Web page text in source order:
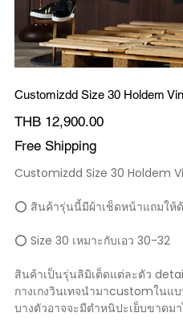
Customizdd Size 30 Holdem
Price
THB 12,900.00
Free Shipping
Customizdd Size 30 Holdem
⭕️ สินค้ารุ่นนี้มีผ้าเช็ดหน้าแถมให้
⭕️ Size 30 เหมาะกับเอว 30-32
สินค้าเป็นรุ่นลิมิเต็ดแต่ละตัว
กางเกงวินเทจนำมาcustomในแ
บางตัวอาจจะมีตำหนิปะเย็บขาดม